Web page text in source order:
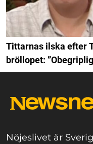
Tittarnas ilska efter
bröllopet:
Nöjeslivet är